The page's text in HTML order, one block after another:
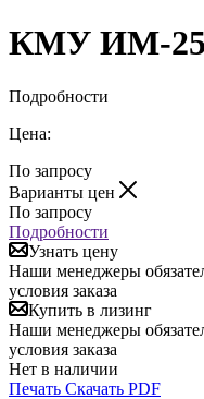
КМУ ИМ-25
Подробности
Цена:
По запросу
Варианты цен
По запросу
Подробности
Узнать цену
Наши менеджеры
условия заказа
Купить в лизинг
Наши менеджеры
условия заказа
Нет в наличии
Печать Скачать PDF